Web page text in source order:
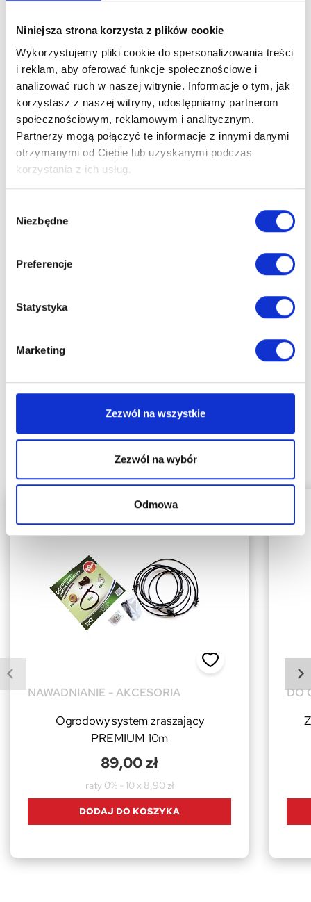
Niniejsza strona korzysta z plików cookie
Wykorzystujemy pliki cookie do spersonalizowania treści
i reklam, aby oferować funkcje społecznościowe i
analizować ruch w naszej witrynie. Informacje o tym, jak
korzystasz z naszej witryny, udostępniamy partnerom
społecznościowym, reklamowym i analitycznym.
Partnerzy mogą połączyć te informacje z innymi danymi
otrzymanymi od Ciebie lub uzyskanymi podczas
korzystania z ich usług.
zgody
Niezbędne
Preferencje
Statystyka
Marketing
Zezwól na wszystkie
Zezwól na wybór
Odmowa
ilość odpadów może utrudniać ich transport i przetwórstwo.
Umieść pojemniki do sortowania śmieci w miejscu łatwo
dostępnym i widocznym, ale jednocześnie zabezpieczonym
przed wpływem warunków atmosferycznych (deszcz, śnieg,
silne nasłonecznienie).
Regularnie czyść pojemniki do sortowania śmieci, aby
zapobiec rozwojowi bakterii i nieprzyjemnych zapachów.
Nie wrzucaj do pojemników na odpady niebezpieczne
akumulatory, lekarstwa, termometry rtęciowe, zużyty sprzęt
elektryczny i elektroniczny. Oddaj je do specjalnych punktów
Polecane produkty
Najpopularniejsze produkty w naszym sklepie
NAWADNIANIE - AKCESORIA
Ogrodowy system zraszający
PREMIUM 10m
89,00 zł
raty 0% - 10 x 8,90 zł
DODAJ DO KOSZYKA
DO